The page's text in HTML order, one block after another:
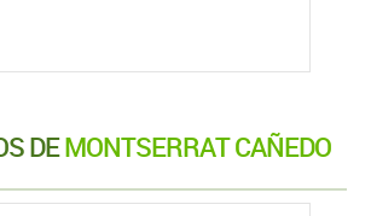
DEMONTSERRAT CAÑEDO